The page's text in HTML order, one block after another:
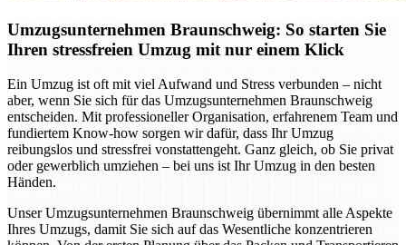
Umzugsunternehmen Braunschweig: So starten Sie
Ihren stressfreien Umzug mit nur einem Klick
Ein Umzug ist oft mit viel Aufwand und Stress verbunden – nicht
aber, wenn Sie sich für das Umzugsunternehmen Braunschweig
entscheiden. Mit professioneller Organisation, erfahrenem Team und
fundiertem Know-how sorgen wir dafür, dass Ihr Umzug
reibungslos und stressfrei vonstattengeht. Ganz gleich, ob Sie privat
oder gewerblich umziehen – bei uns ist Ihr Umzug in den besten
Händen.
Unser Umzugsunternehmen Braunschweig übernimmt alle Aspekte
Ihres Umzugs, damit Sie sich auf das Wesentliche konzentrieren